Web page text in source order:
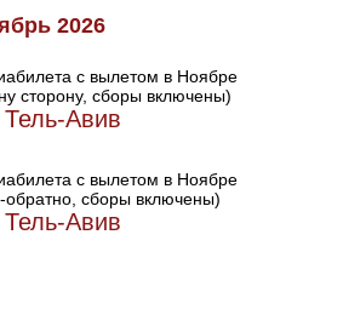
2026
с вылетом в Ноябре
сторону, сборы включены)
Авив
с вылетом в Ноябре
обратно, сборы включены)
Авив